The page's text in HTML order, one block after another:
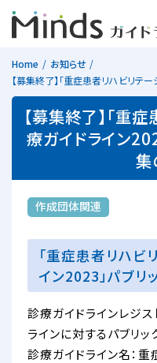
Home
お知らせ
【募集終了】「重症患者リハビリテ
【募集終了】「重
療ガイドライン
集
作成団体関連
「重症患者リハビ
イン2023」パブリ
診療ガイドラインレジ
ラインに対するパブリッ
診療ガイドライン名：